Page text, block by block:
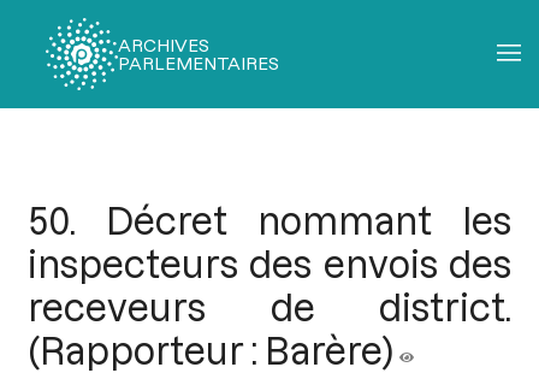
ARCHIVES
PARLEMENTAIRES
50. Décret nommant les
inspecteurs des envois des
receveurs de district.
(Rapporteur : Barère)